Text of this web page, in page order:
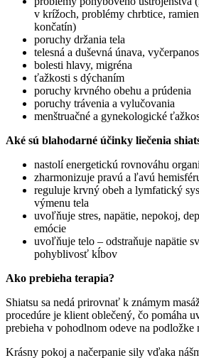
v krížoch, problémy chrbtice,
končatín)
poruchy držania tela
telesná a duševná únava,
bolesti hlavy, migréna
ťažkosti s dýchaním
poruchy krvného obehu a prúdenia
poruchy trávenia a vylučovania
menštruačné a gynekologické
Aké sú blahodarné účinky liečenia
nastolí energetickú rovnováhu
zharmonizuje pravú a ľavú
reguluje krvný obeh a lymfatický
výmenu tela
uvoľňuje stres, napätie, nepokoj,
emócie
uvoľňuje telo – odstraňuje napätie
pohyblivosť kĺbov
Ako prebieha terapia?
Shiatsu sa nedá prirovnať k známym
procedúre je klient oblečený, čo pomáha
prebieha v pohodlnom odeve na podložke
Krásny pokoj a načerpanie sily vďaka